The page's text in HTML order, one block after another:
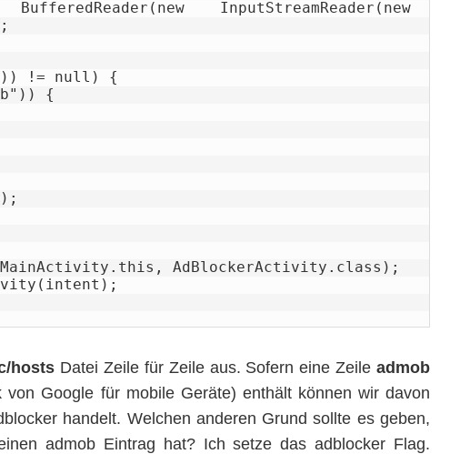
hosts Datei Zeile für Zeile aus. Sofern eine Zeile admob
Google für mobile Geräte) enthält können wir davon
handelt. Welchen anderen Grund sollte es geben,
admob Eintrag hat? Ich setze das adblocker Flag.